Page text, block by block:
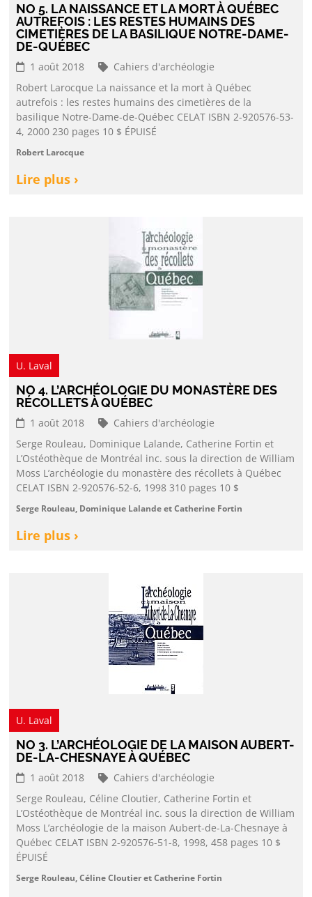
NO 5. LA NAISSANCE ET LA MORT À QUÉBEC
AUTREFOIS : LES RESTES HUMAINS DES
CIMETIÈRES DE LA BASILIQUE NOTRE-DAME-
DE-QUÉBEC
1 août 2018
Cahiers d'archéologie
Robert Larocque La naissance et la mort à Québec
autrefois : les restes humains des cimetières de la
basilique Notre-Dame-de-Québec CELAT ISBN 2-920576-53-
4, 2000 230 pages 10 $ ÉPUISÉ
Robert Larocque
Lire plus ›
U. Laval
NO 4. L’ARCHÉOLOGIE DU MONASTÈRE DES
RÉCOLLETS À QUÉBEC
1 août 2018
Cahiers d'archéologie
Serge Rouleau, Dominique Lalande, Catherine Fortin et
L’Ostéothèque de Montréal inc. sous la direction de William
Moss L’archéologie du monastère des récollets à Québec
CELAT ISBN 2-920576-52-6, 1998 310 pages 10 $
Serge Rouleau, Dominique Lalande et Catherine Fortin
Lire plus ›
U. Laval
NO 3. L’ARCHÉOLOGIE DE LA MAISON AUBERT-
DE-LA-CHESNAYE À QUÉBEC
1 août 2018
Cahiers d'archéologie
Serge Rouleau, Céline Cloutier, Catherine Fortin et
L’Ostéothèque de Montréal inc. sous la direction de William
Moss L’archéologie de la maison Aubert-de-La-Chesnaye à
Québec CELAT ISBN 2-920576-51-8, 1998, 458 pages 10 $
ÉPUISÉ
Serge Rouleau, Céline Cloutier et Catherine Fortin